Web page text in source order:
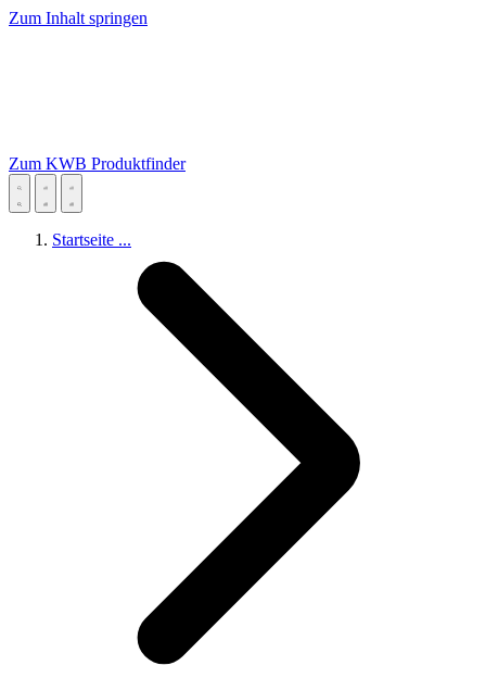
Zum Inhalt springen
Zum KWB Produktfinder
Startseite ...